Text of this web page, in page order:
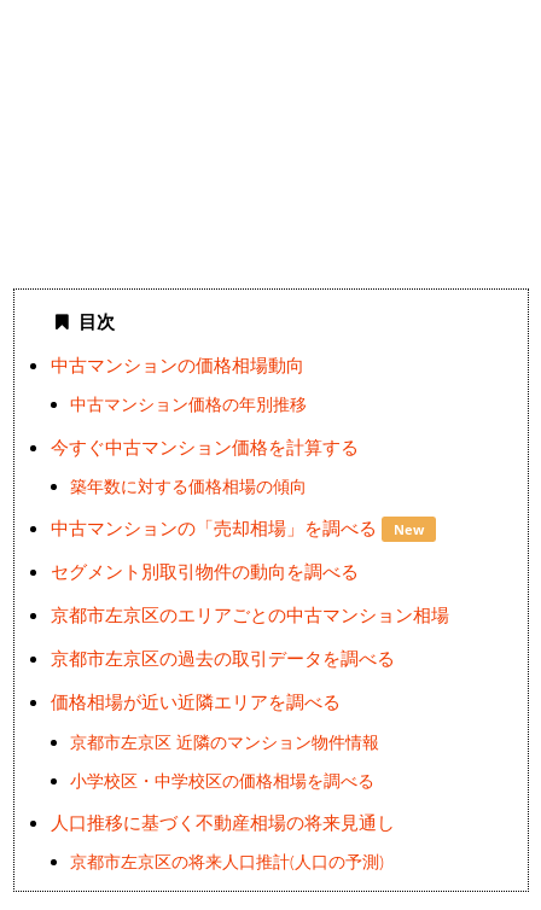
目次
中古マンションの価格相場動向
中古マンション価格の年別推移
今すぐ中古マンション価格を計算する
築年数に対する価格相場の傾向
中古マンションの「売却相場」を調べる New
セグメント別取引物件の動向を調べる
京都市左京区のエリアごとの中古マンション相場
京都市左京区の過去の取引データを調べる
価格相場が近い近隣エリアを調べる
京都市左京区 近隣のマンション物件情報
小学校区・中学校区の価格相場を調べる
人口推移に基づく不動産相場の将来見通し
京都市左京区の将来人口推計(人口の予測)